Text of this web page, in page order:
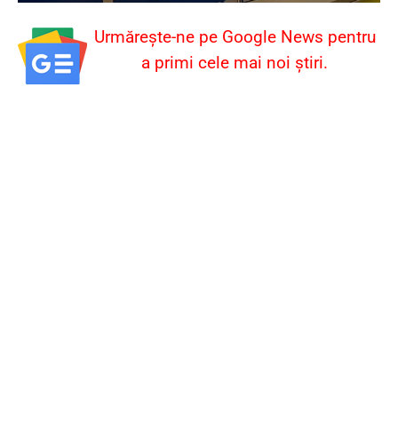
Urmărește-ne pe Google News pentru
a primi cele mai noi știri.